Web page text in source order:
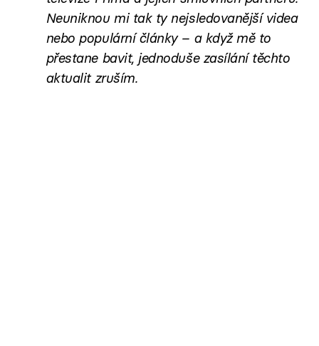
Neuniknou mi tak ty nejsledovanější videa
nebo populární články – a když mě to
přestane bavit, jednoduše zasílání těchto
aktualit zruším.